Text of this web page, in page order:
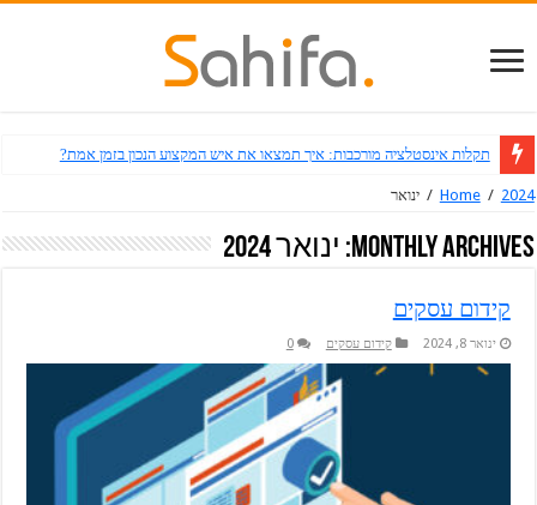
תקלות אינסטלציה מורכבות: איך תמצאו את איש המקצוע הנכון בזמן אמת?
Home / 2024
/ ינואר
Monthly Archives: ינואר 2024
קידום עסקים
ינואר 8, 2024 קידום עסקים 0